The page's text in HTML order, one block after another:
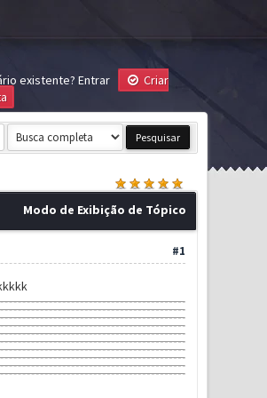
existente? Entrar
Criar
Modo de Exibição de Tópico
#1